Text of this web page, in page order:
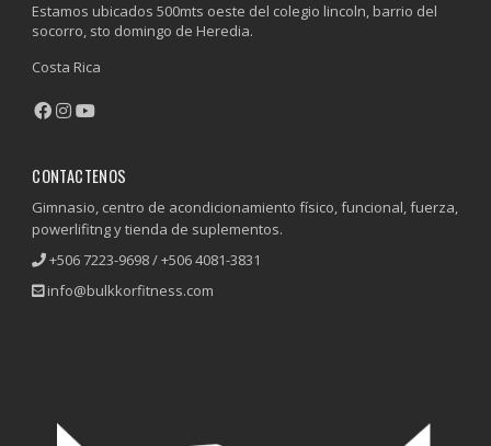
Estamos ubicados 500mts oeste del colegio lincoln, barrio del
socorro, sto domingo de Heredia.
Costa Rica
CONTACTENOS
Gimnasio, centro de acondicionamiento físico, funcional, fuerza,
powerlifitng y tienda de suplementos.
+506 7223-9698 / +506 4081-3831
info@bulkkorfitness.com